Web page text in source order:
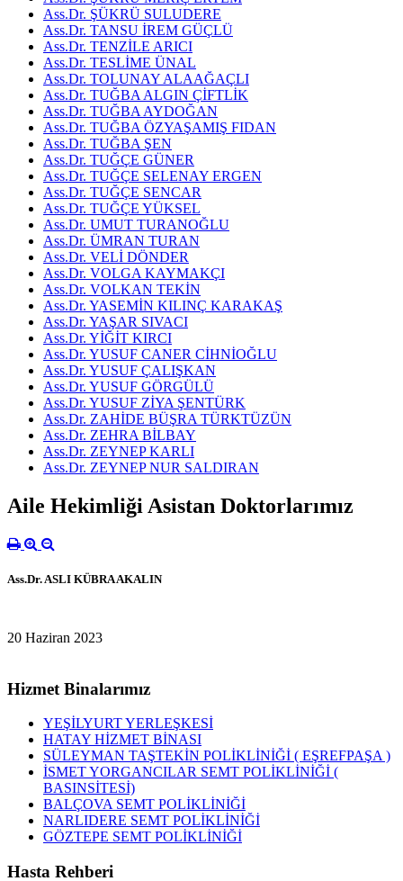
Ass.Dr. ŞÜKRÜ SULUDERE
Ass.Dr. TANSU İREM GÜÇLÜ
Ass.Dr. TENZİLE ARICI
Ass.Dr. TESLİME ÜNAL
Ass.Dr. TOLUNAY ALAAĞAÇLI
Ass.Dr. TUĞBA ALGIN ÇİFTLİK
Ass.Dr. TUĞBA AYDOĞAN
Ass.Dr. TUĞBA ÖZYAŞAMIŞ FIDAN
Ass.Dr. TUĞBA ŞEN
Ass.Dr. TUĞÇE GÜNER
Ass.Dr. TUĞÇE SELENAY ERGEN
Ass.Dr. TUĞÇE SENCAR
Ass.Dr. TUĞÇE YÜKSEL
Ass.Dr. UMUT TURANOĞLU
Ass.Dr. ÜMRAN TURAN
Ass.Dr. VELİ DÖNDER
Ass.Dr. VOLGA KAYMAKÇI
Ass.Dr. VOLKAN TEKİN
Ass.Dr. YASEMİN KILINÇ KARAKAŞ
Ass.Dr. YAŞAR SIVACI
Ass.Dr. YİĞİT KIRCI
Ass.Dr. YUSUF CANER CİHNİOĞLU
Ass.Dr. YUSUF ÇALIŞKAN
Ass.Dr. YUSUF GÖRGÜLÜ
Ass.Dr. YUSUF ZİYA ŞENTÜRK
Ass.Dr. ZAHİDE BÜŞRA TÜRKTÜZÜN
Ass.Dr. ZEHRA BİLBAY
Ass.Dr. ZEYNEP KARLI
Ass.Dr. ZEYNEP NUR SALDIRAN
Aile Hekimliği Asistan Doktorlarımız
Ass.Dr. ASLI KÜBRA AKALIN
20 Haziran 2023
Hizmet Binalarımız
YEŞİLYURT YERLEŞKESİ
HATAY HİZMET BİNASI
SÜLEYMAN TAŞTEKİN POLİKLİNİĞİ ( EŞREFPAŞA )
İSMET YORGANCILAR SEMT POLİKLİNİĞİ (
BASINSİTESİ)
BALÇOVA SEMT POLİKLİNİĞİ
NARLIDERE SEMT POLİKLİNİĞİ
GÖZTEPE SEMT POLİKLİNİĞİ
Hasta Rehberi